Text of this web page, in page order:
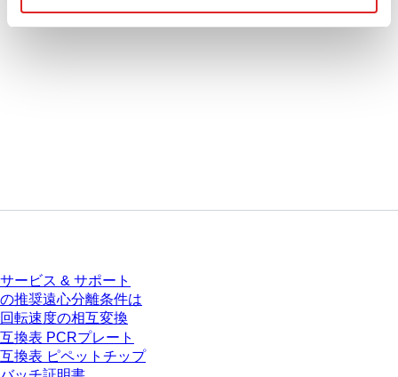
サービス & サポート
の推奨遠心分離条件は
回転速度の相互変換
互換表 PCRプレート
互換表 ピペットチップ